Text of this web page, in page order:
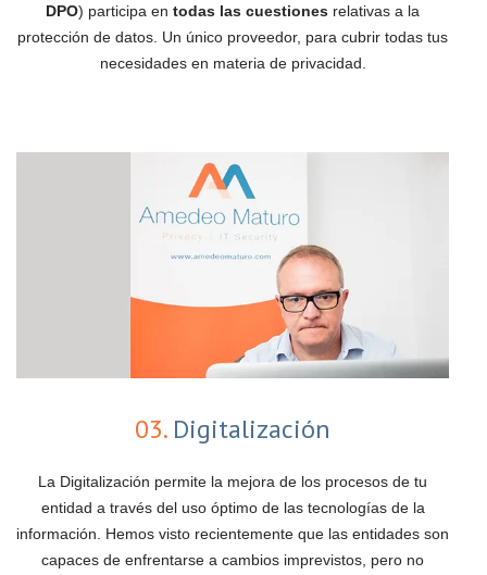
DPO) participa en todas las cuestiones relativas a la
protección de datos. Un único proveedor, para cubrir todas tus
necesidades en materia de privacidad.
03.Digitalización
La Digitalización permite la mejora de los procesos de tu
entidad a través del uso óptimo de las tecnologías de la
información. Hemos visto recientemente que las entidades son
capaces de enfrentarse a cambios imprevistos, pero no